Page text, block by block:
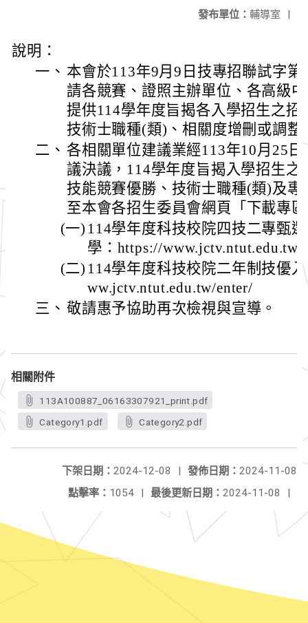
發布單位： 輔導室 |
說明：
一、 本會於113年9月9日技專招聯試字第
請各競賽、證照主辦單位、各高級
提供114學年度旨揭各入學招生之招
技術士職種(類)、相關度增刪或調整
二、 各相關單位建議業經113年10月25
議決議，114學年度旨揭入學招生之
技能競賽優勝、技術士職種(類)及
至本會各招生委員會網頁「下載專
(一) 114學年度科技校院四技二專甄
學：https://www.jctv.ntut.edu.tw/
(二) 114學年度科技校院二年制技優
ww.jctv.ntut.edu.tw/enter/
三、 敬請惠予協助再次檢視與宣導。
相關附件
113A100887_06163307921_print.pdf
Category1.pdf
Category2.pdf
發佈日期： 2024-11-08
下架日期： 2024-12-08
|
最後更新日期： 2024-11-08 |
點擊率： 1054 |